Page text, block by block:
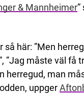
& Mannheimer
så här: ”Men
”Jag måste väl få
herregud, man
uppger